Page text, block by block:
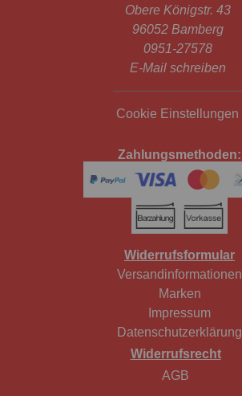
Obere Königstr. 43
96052 Bamberg
0951-27578
E-Mail schreiben
Cookie Einstellungen
Zahlungsmethoden:
Widerrufsformular
Versandinformationen
Marken
Impressum
Datenschutzerklärung
Widerrufsrecht
AGB